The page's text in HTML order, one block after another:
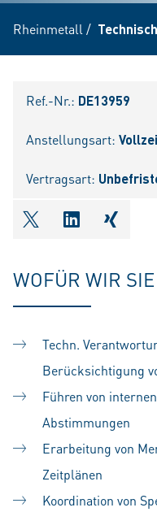
Rheinmetall /
Ref.-Nr.: DE13959
Anstellungsart:
Vertragsart:
shareOntwitter
WOFÜR WIR
Techn.
Berücksichtigung
Führen von
Abstimmungen
Erarbeitung von
Zeitplänen
Koordination von